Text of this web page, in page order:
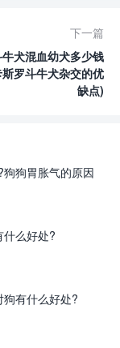
下一篇
犬混血幼犬多少钱
罗斗牛犬杂交的优
缺点)
狗胃胀气的原因
么好处?
有什么好处?